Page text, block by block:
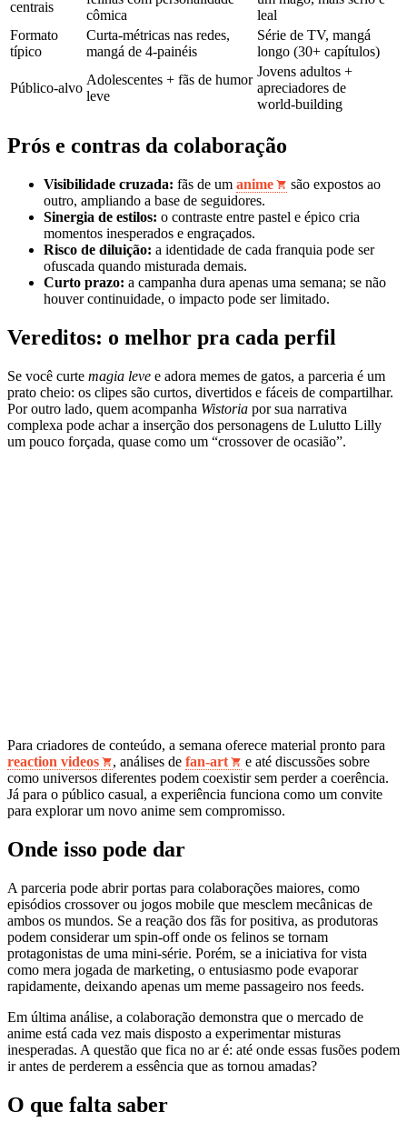
centrais
cômica
leal
Formato
típico
Curta‑métricas nas redes,
mangá de 4‑painéis
Série de TV, mangá
longo (30+ capítulos)
Público‑alvo
Adolescentes + fãs de humor
leve
Jovens adultos +
apreciadores de
world‑building
Prós e contras da colaboração
Visibilidade cruzada: fãs de um anime
são expostos ao
outro, ampliando a base de seguidores.
Sinergia de estilos: o contraste entre pastel e épico cria
momentos inesperados e engraçados.
Risco de diluição: a identidade de cada franquia pode ser
ofuscada quando misturada demais.
Curto prazo: a campanha dura apenas uma semana; se não
houver continuidade, o impacto pode ser limitado.
Vereditos: o melhor pra cada perfil
Se você curte magia leve e adora memes de gatos, a parceria é um
prato cheio: os clipes são curtos, divertidos e fáceis de compartilhar.
Por outro lado, quem acompanha Wistoria por sua narrativa
complexa pode achar a inserção dos personagens de Lulutto Lilly
um pouco forçada, quase como um “crossover de ocasião”.
Para criadores de conteúdo, a semana oferece material pronto para
reaction videos
, análises de fan‑art
e até discussões sobre
como universos diferentes podem coexistir sem perder a coerência.
Já para o público casual, a experiência funciona como um convite
para explorar um novo anime sem compromisso.
Onde isso pode dar
A parceria pode abrir portas para colaborações maiores, como
episódios crossover ou jogos mobile que mesclem mecânicas de
ambos os mundos. Se a reação dos fãs for positiva, as produtoras
podem considerar um spin‑off onde os felinos se tornam
protagonistas de uma mini‑série. Porém, se a iniciativa for vista
como mera jogada de marketing, o entusiasmo pode evaporar
rapidamente, deixando apenas um meme passageiro nos feeds.
Em última análise, a colaboração demonstra que o mercado de
anime está cada vez mais disposto a experimentar misturas
inesperadas. A questão que fica no ar é: até onde essas fusões podem
ir antes de perderem a essência que as tornou amadas?
O que falta saber